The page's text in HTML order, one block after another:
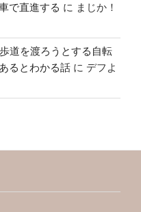
で直進する に まじか！
道を渡ろうとする自転
るとわかる話 に デフよ